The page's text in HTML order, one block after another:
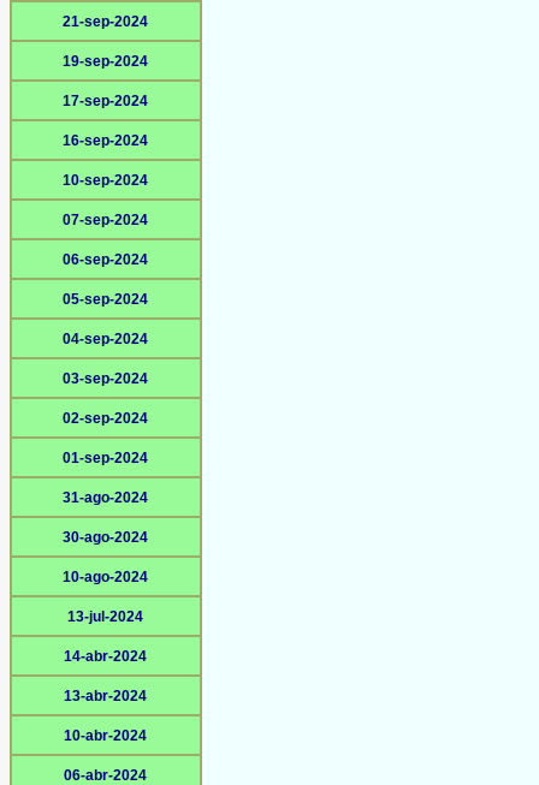
21-sep-2024
19-sep-2024
17-sep-2024
16-sep-2024
10-sep-2024
07-sep-2024
06-sep-2024
05-sep-2024
04-sep-2024
03-sep-2024
02-sep-2024
01-sep-2024
31-ago-2024
30-ago-2024
10-ago-2024
13-jul-2024
14-abr-2024
13-abr-2024
10-abr-2024
06-abr-2024